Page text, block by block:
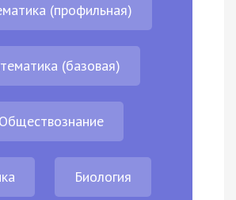
(профильная)
(базовая)
Обществознание
Биология